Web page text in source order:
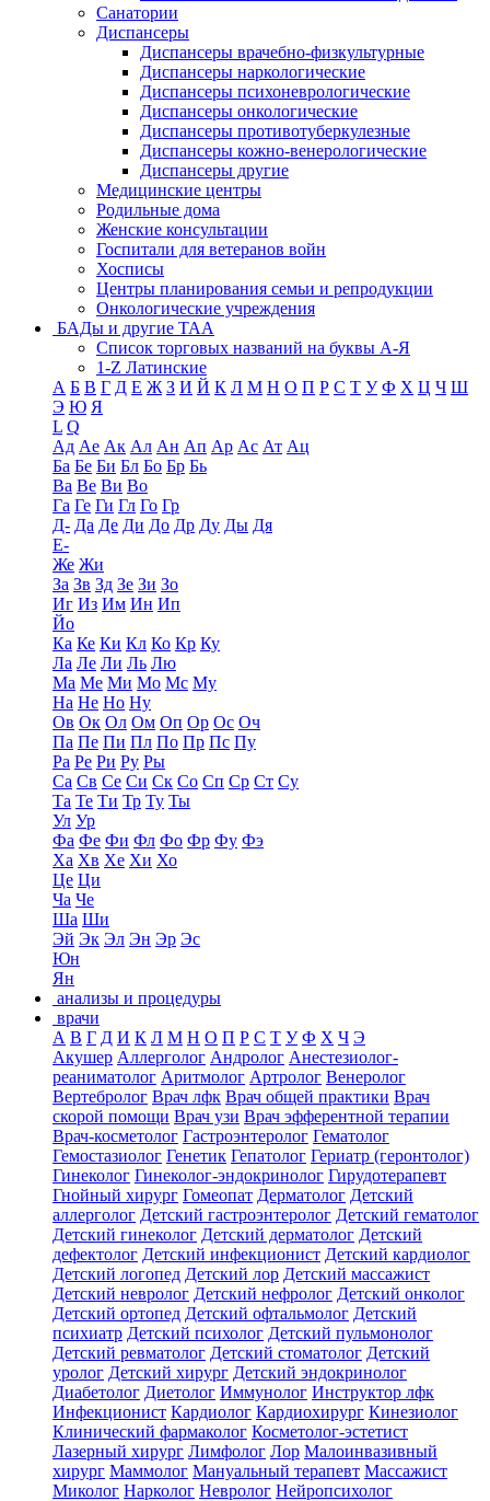
Санатории
Диспансеры
Диспансеры врачебно-физкультурные
Диспансеры наркологические
Диспансеры психоневрологические
Диспансеры онкологические
Диспансеры противотуберкулезные
Диспансеры кожно-венерологические
Диспансеры другие
Медицинские центры
Родильные дома
Женские консультации
Госпитали для ветеранов войн
Хосписы
Центры планирования семьи и репродукции
Онкологические учреждения
БАДы и другие ТАА
Список торговых названий на буквы А-Я
1-Z Латинские
А Б В Г Д Е Ж З И Й К Л М Н О П Р С Т У Ф Х Ц Ч Ш
Э Ю Я
L Q
Ад Ае Ак Ал Ан Ап Ар Ас Ат Ац
Ба Бе Би Бл Бо Бр Бь
Ва Ве Ви Во
Га Ге Ги Гл Го Гр
Д- Да Де Ди До Др Ду Ды Дя
Е-
Же Жи
За Зв Зд Зе Зи Зо
Иг Из Им Ин Ип
Йо
Ка Ке Ки Кл Ко Кр Ку
Ла Ле Ли Ль Лю
Ма Ме Ми Мо Мс Му
На Не Но Ну
Ов Ок Ол Ом Оп Ор Ос Оч
Па Пе Пи Пл По Пр Пс Пу
Ра Ре Ри Ру Ры
Са Св Се Си Ск Со Сп Ср Ст Су
Та Те Ти Тр Ту Ты
Ул Ур
Фа Фе Фи Фл Фо Фр Фу Фэ
Ха Хв Хе Хи Хо
Це Ци
Ча Че
Ша Ши
Эй Эк Эл Эн Эр Эс
Юн
Ян
анализы и процедуры
врачи
А В Г Д И К Л М Н О П Р С Т У Ф Х Ч Э
Акушер Аллерголог Андролог Анестезиолог-
реаниматолог Аритмолог Артролог Венеролог
Вертебролог Врач лфк Врач общей практики Врач
скорой помощи Врач узи Врач эфферентной терапии
Врач-косметолог Гастроэнтеролог Гематолог
Гемостазиолог Генетик Гепатолог Гериатр (геронтолог)
Гинеколог Гинеколог-эндокринолог Гирудотерапевт
Гнойный хирург Гомеопат Дерматолог Детский
аллерголог Детский гастроэнтеролог Детский гематолог
Детский гинеколог Детский дерматолог Детский
дефектолог Детский инфекционист Детский кардиолог
Детский логопед Детский лор Детский массажист
Детский невролог Детский нефролог Детский онколог
Детский ортопед Детский офтальмолог Детский
психиатр Детский психолог Детский пульмонолог
Детский ревматолог Детский стоматолог Детский
уролог Детский хирург Детский эндокринолог
Диабетолог Диетолог Иммунолог Инструктор лфк
Инфекционист Кардиолог Кардиохирург Кинезиолог
Клинический фармаколог Косметолог-эстетист
Лазерный хирург Лимфолог Лор Малоинвазивный
хирург Маммолог Мануальный терапевт Массажист
Миколог Нарколог Невролог Нейропсихолог